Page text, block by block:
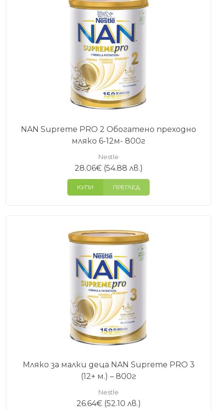
NAN Supreme PRO 2 Обогатено преходно
мляко 6-12м- 800г
Nestle
28.06€(54.88 лв.)
КУПИ ПРЕГЛЕД
Мляко за малки деца NAN Supreme PRO 3
(12+ м.) – 800г
Nestle
26.64€(52.10 лв.)